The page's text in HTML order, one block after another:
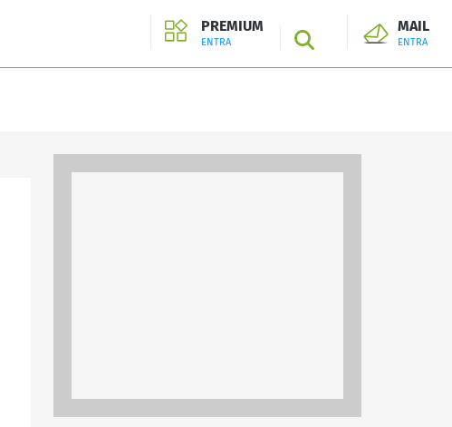
PREMIUM
ENTRA SEARCH
MAIL
ENTRA